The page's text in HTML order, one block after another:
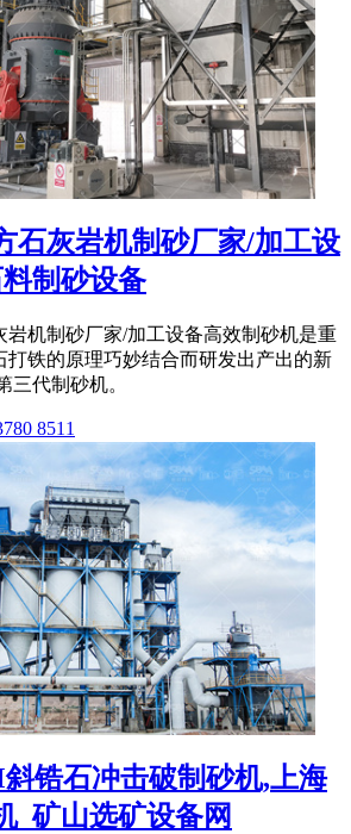
石灰岩机制砂厂家/加工设
制砂设备
岩机制砂厂家/加工设备高效制砂机是重
打铁的原理巧妙结合而研发出产出的新
三代制砂机。
8511
锆石冲击破制砂机,上海
_矿山选矿设备网